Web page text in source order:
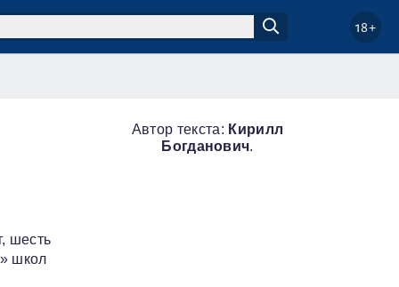
18+
шесть
школ
Автор текста: Кирилл
Богданович.